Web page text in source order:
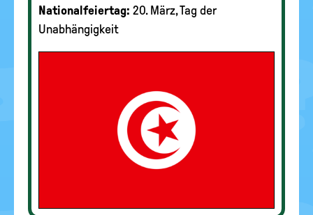
Nationalfeiertag: 20. März, Tag der
Unabhängigkeit